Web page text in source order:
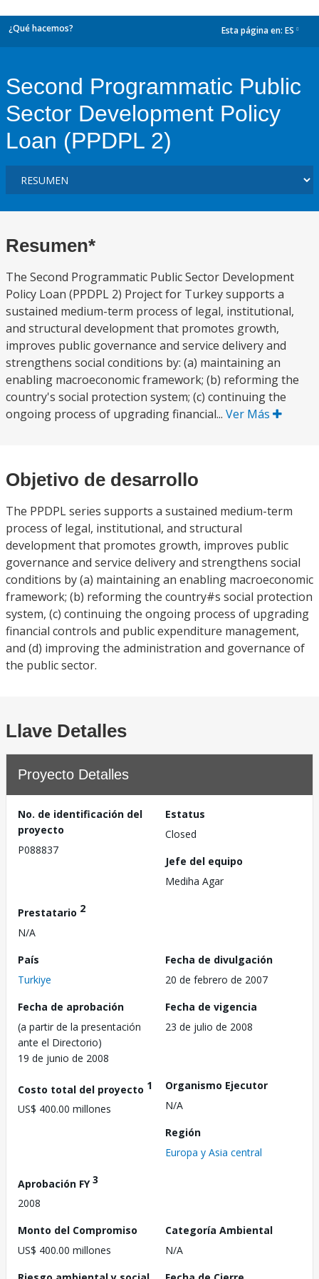
¿Qué hacemos? Esta página en: ES
Second Programmatic Public
Sector Development Policy
Loan (PPDPL 2)
Resumen*
The Second Programmatic Public Sector Development
Policy Loan (PPDPL 2) Project for Turkey supports a
sustained medium-term process of legal, institutional,
and structural development that promotes growth,
improves public governance and service delivery and
strengthens social conditions by: (a) maintaining an
enabling macroeconomic framework; (b) reforming the
country's social protection system; (c) continuing the
ongoing process of upgrading financial... Ver Más
Objetivo de desarrollo
The PPDPL series supports a sustained medium-term
process of legal, institutional, and structural
development that promotes growth, improves public
governance and service delivery and strengthens social
conditions by (a) maintaining an enabling macroeconomic
framework; (b) reforming the country#s social protection
system, (c) continuing the ongoing process of upgrading
financial controls and public expenditure management,
and (d) improving the administration and governance of
the public sector.
Llave Detalles
Proyecto Detalles
No. de identificación del
proyecto
P088837
Estatus
Closed
Jefe del equipo
Mediha Agar
Prestatario 2
N/A
País
Turkiye
Fecha de divulgación
20 de febrero de 2007
Fecha de aprobación
(a partir de la presentación
ante el Directorio)
19 de junio de 2008
Fecha de vigencia
23 de julio de 2008
Costo total del proyecto 1
US$ 400.00 millones
Organismo Ejecutor
N/A
Región
Europa y Asia central
Aprobación FY3
2008
Monto del Compromiso
US$ 400.00 millones
Categoría Ambiental
N/A